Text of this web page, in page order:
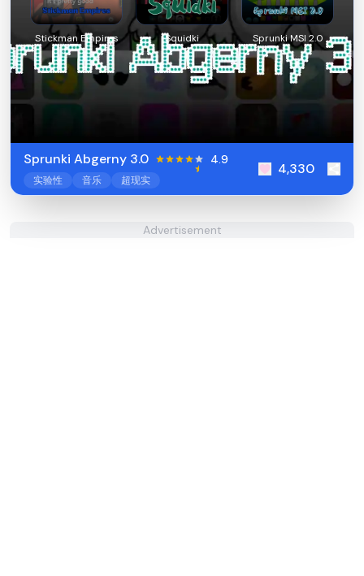
Stickman Empires Squidki Sprunki MSI 2.0
Sprunki Abgerny 3.0 4.9
实验性 音乐 超现实
4,330
Advertisement